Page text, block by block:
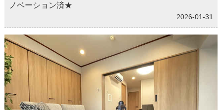
ノベーション済★
2026-01-31